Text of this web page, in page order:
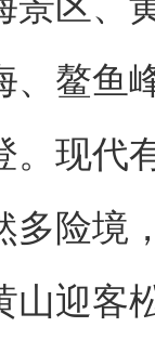
鳌鱼
。现代
多险境
山迎客